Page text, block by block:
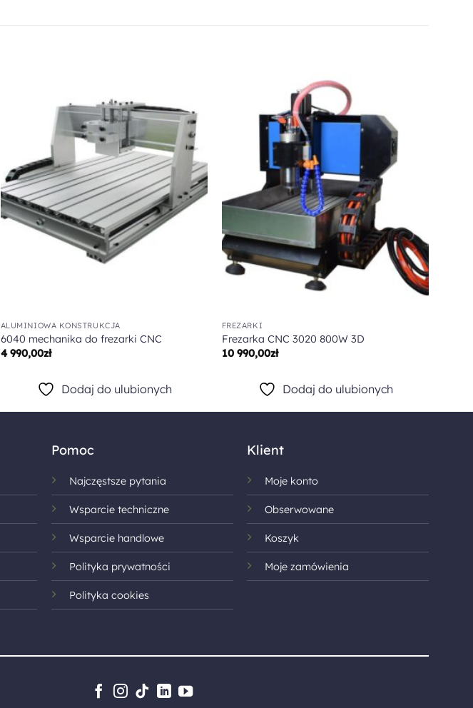
Dodaj do
ulubionych
ALUMINIOWA KONSTRUKCJA
6040 mechanika do frezarki CNC
4 990,00zł
Dodaj do ulubionych
ulubionych
FREZARKI
Frezarka CNC 3020 800W 3D
10 990,00zł
Dodaj do ulubionych
Pomoc
Najczęstsze pytania
Wsparcie techniczne
Wsparcie handlowe
Polityka prywatności
Polityka cookies
Klient
Moje konto
Obserwowane
Koszyk
Moje zamówienia